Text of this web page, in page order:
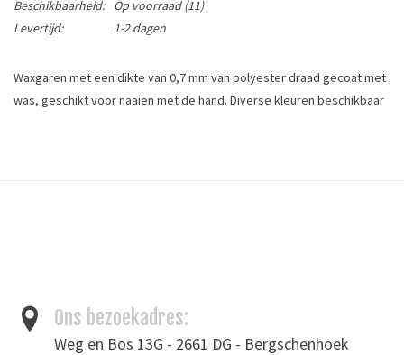
Beschikbaarheid: Op voorraad(11)
Levertijd:
1-2 dagen
Waxgaren met een dikte van 0,7 mm van polyester draad gecoat met
was, geschikt voor naaien met de hand. Diverse kleuren beschikbaar
Toevoegen om te vergelijken
Ons bezoekadres:
Weg en Bos 13G - 2661 DG - Bergschenhoek